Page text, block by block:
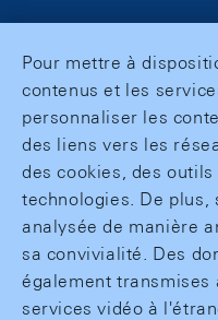
Pour mettre à
contenus et les
personnaliser les
des liens vers les
des cookies, des
technologies. De plus,
analysée de manière
sa convivialité. Des
également transmises
services vidéo à